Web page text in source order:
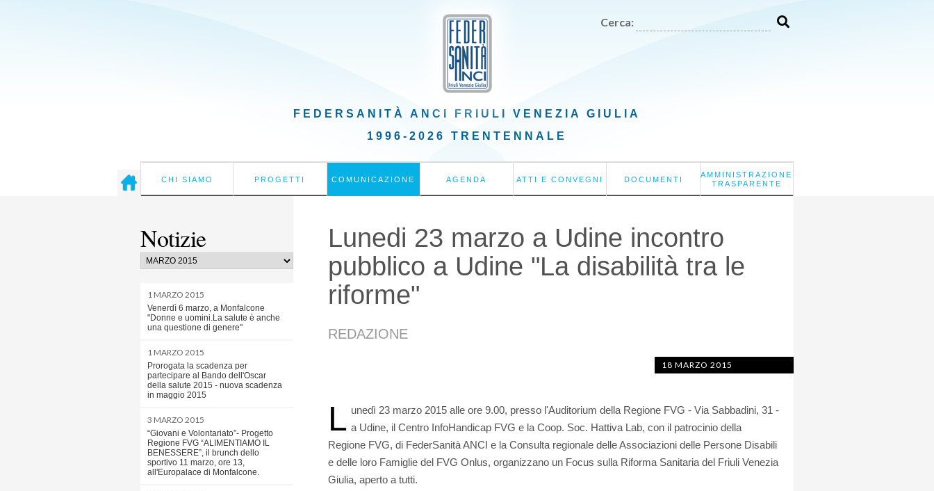
Cerca:
FEDERSANITÀ ANCI FRIULI VENEZIA GIULIA
1996-2026 TRENTENNALE
CHI SIAMO PROGETTI COMUNICAZIONE AGENDA ATTI E CONVEGNI DOCUMENTI
AMMINISTRAZIONE
TRASPARENTE
Notizie
1 MARZO 2015
Venerdì 6 marzo, a Monfalcone
"Donne e uomini.La salute è anche
una questione di genere"
1 MARZO 2015
Prorogata la scadenza per
partecipare al Bando dell'Oscar
della salute 2015 - nuova scadenza
in maggio 2015
3 MARZO 2015
“Giovani e Volontariato”- Progetto
Regione FVG “ALIMENTIAMO IL
BENESSERE”, il brunch dello
sportivo 11 marzo, ore 13,
all'Europalace di Monfalcone.
Lunedi 23 marzo a Udine incontro
pubblico a Udine "La disabilità tra le
riforme"
REDAZIONE
18 MARZO 2015
L unedì 23 marzo 2015 alle ore 9.00, presso l'Auditorium della Regione FVG - Via Sabbadini, 31 -
a Udine, il Centro InfoHandicap FVG e la Coop. Soc. Hattiva Lab, con il patrocinio della
Regione FVG, di FederSanità ANCI e la Consulta regionale delle Associazioni delle Persone Disabili
e delle loro Famiglie del FVG Onlus, organizzano un Focus sulla Riforma Sanitaria del Friuli Venezia
Giulia, aperto a tutti.